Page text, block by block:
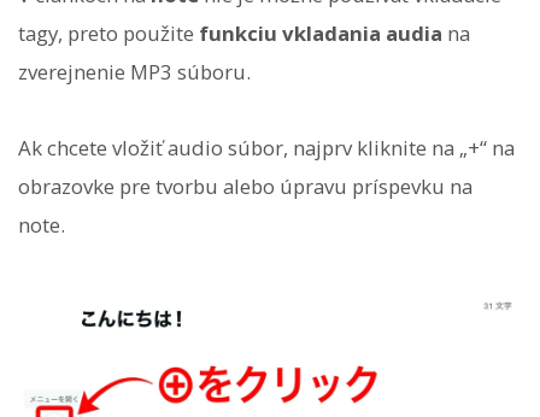
tagy, preto použite funkciu vkladania audia na
zverejnenie MP3 súboru.
Ak chcete vložiť audio súbor, najprv kliknite na „+“ na
obrazovke pre tvorbu alebo úpravu príspevku na
note.